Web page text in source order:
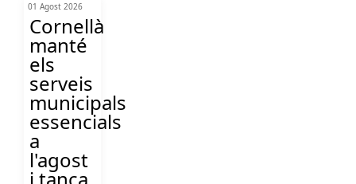
01 Agost 2026
Cornellà
manté
els
serveis
municipals
essencials
a
l'agost